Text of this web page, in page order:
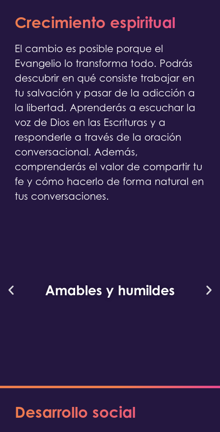
Crecimiento espiritual
El cambio es posible porque el
Evangelio lo transforma todo. Podrás
descubrir en qué consiste trabajar en
tu salvación y pasar de la adicción a
la libertad. Aprenderás a escuchar la
voz de Dios en las Escrituras y a
responderle a través de la oración
conversacional. Además,
comprenderás el valor de compartir tu
fe y cómo hacerlo de forma natural en
tus conversaciones.
Amables y humildes
Desarrollo social